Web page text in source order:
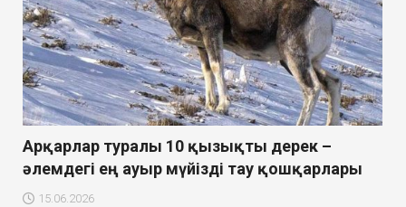
Арқарлар туралы 10 қызықты дерек –
әлемдегі ең ауыр мүйізді тау қошқарлары
15.06.2026